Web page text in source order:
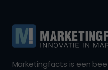
Marketingfacts is een